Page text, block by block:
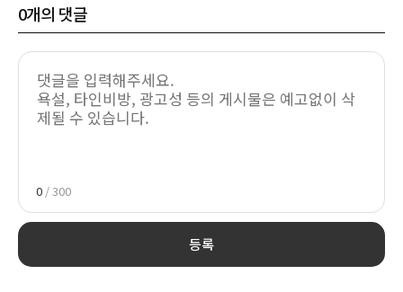
0개의 댓글
0 / 300
등록